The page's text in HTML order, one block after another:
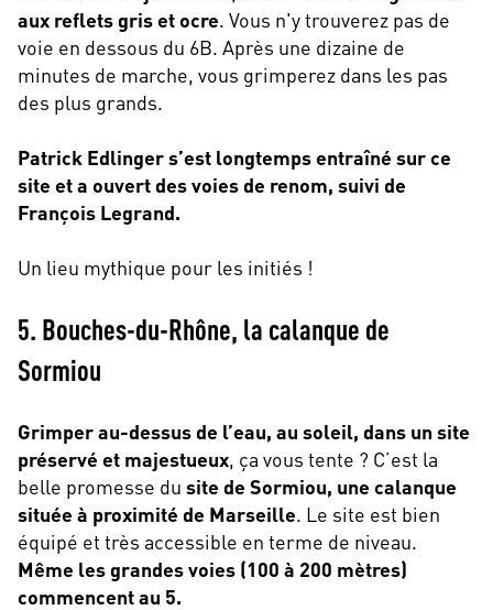
aux reflets gris et ocre. Vous n'y trouverez pas de
voie en dessous du 6B. Après une dizaine de
minutes de marche, vous grimperez dans les pas
des plus grands.
Patrick Edlinger s’est longtemps entraîné sur ce
site et a ouvert des voies de renom, suivi de
François Legrand.
Un lieu mythique pour les initiés !
5. Bouches-du-Rhône, la calanque de
Sormiou
Grimper au-dessus de l’eau, au soleil, dans un site
préservé et majestueux, ça vous tente ? C’est la
belle promesse du site de Sormiou, une calanque
située à proximité de Marseille. Le site est bien
équipé et très accessible en terme de niveau.
Même les grandes voies (100 à 200 mètres)
commencent au 5.